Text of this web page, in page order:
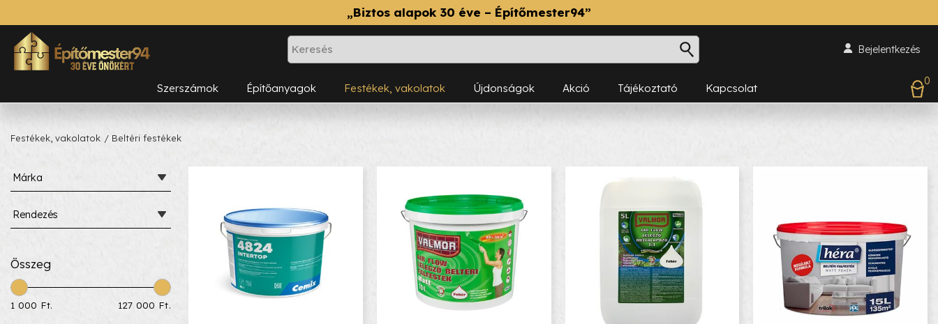
„Biztos alapok 30 éve – Építőmester94”
Bejelentkezés
Szerszámok Építőanyagok Festékek, vakolatok Újdonságok Akció Tájékoztató Kapcsolat
0
Festékek, vakolatok / Beltéri festékek
Márka
Rendezés
Összeg
1 000 Ft. 127 000 Ft.